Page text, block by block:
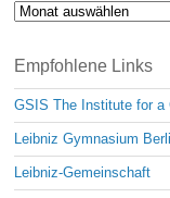
Archiv
Empfohlene Links
GSIS The Institute for a
Leibniz Gymnasium
Leibniz-Gemeinschaft